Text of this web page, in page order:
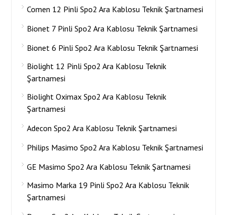
Comen 12 Pinli Spo2 Ara Kablosu Teknik Şartnamesi
Bionet 7 Pinli Spo2 Ara Kablosu Teknik Şartnamesi
Bionet 6 Pinli Spo2 Ara Kablosu Teknik Şartnamesi
Biolight 12 Pinli Spo2 Ara Kablosu Teknik
Şartnamesi
Biolight Oximax Spo2 Ara Kablosu Teknik
Şartnamesi
Adecon Spo2 Ara Kablosu Teknik Şartnamesi
Philips Masimo Spo2 Ara Kablosu Teknik Şartnamesi
GE Masimo Spo2 Ara Kablosu Teknik Şartnamesi
Masimo Marka 19 Pinli Spo2 Ara Kablosu Teknik
Şartnamesi